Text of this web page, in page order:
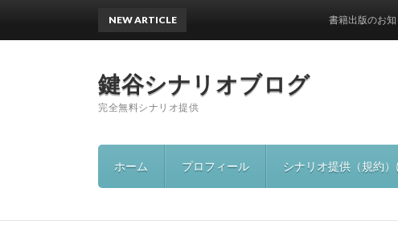
鍵谷シナリオブログ
完全無料シナリオ提供
ホーム プロフィール シナリオ提供（規約）
NEW ARTICLE 書籍出版のお知らせ